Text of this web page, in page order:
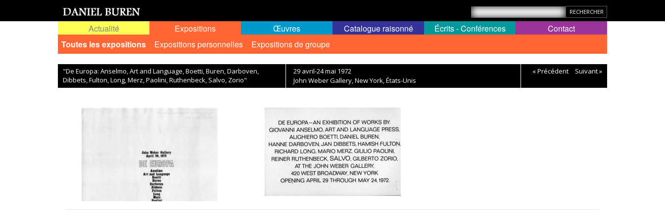
Actualité
Expositions
Toutes les expositions
Expositions personnelles Expositions de groupe
Œuvres Catalogue raisonné Écrits - Conférences Contact
"De Europa: Anselmo, Art and Language, Boetti, Buren, Darboven,
Dibbets, Fulton, Long, Merz, Paolini, Ruthenbeck, Salvo, Zorio"
29 avril-24 mai 1972
John Weber Gallery, New York, États-Unis
« Précédent Suivant »